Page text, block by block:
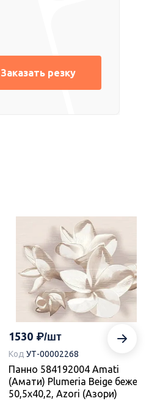
Заказать резку
1530
Код УТ-00002268
Панно 584192004 Amati
(Амати) Plumeria Beige
50,5х40,2, Azori (Азори)